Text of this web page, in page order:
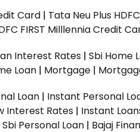
Card | Tata Neu Plus
FIRST Milllennia Credit
Interest Rates | Sbi Home
Loan | Mortgage |
Loan | Instant Personal
Interest Rates | Instant
Sbi Personal Loan | Bajaj